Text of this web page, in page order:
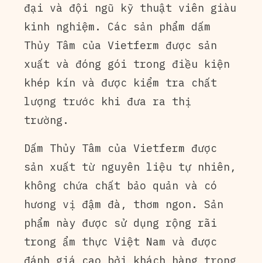
đại và đội ngũ kỹ thuật viên giàu
kinh nghiệm. Các sản phẩm dấm
Thủy Tâm của Vietferm được sản
xuất và đóng gói trong điều kiện
khép kín và được kiểm tra chất
lượng trước khi đưa ra thị
trường.
Dấm Thủy Tâm của Vietferm được
sản xuất từ nguyên liệu tự nhiên,
không chứa chất bảo quản và có
hương vị đậm đà, thơm ngon. Sản
phẩm này được sử dụng rộng rãi
trong ẩm thực Việt Nam và được
đánh giá cao bởi khách hàng trong